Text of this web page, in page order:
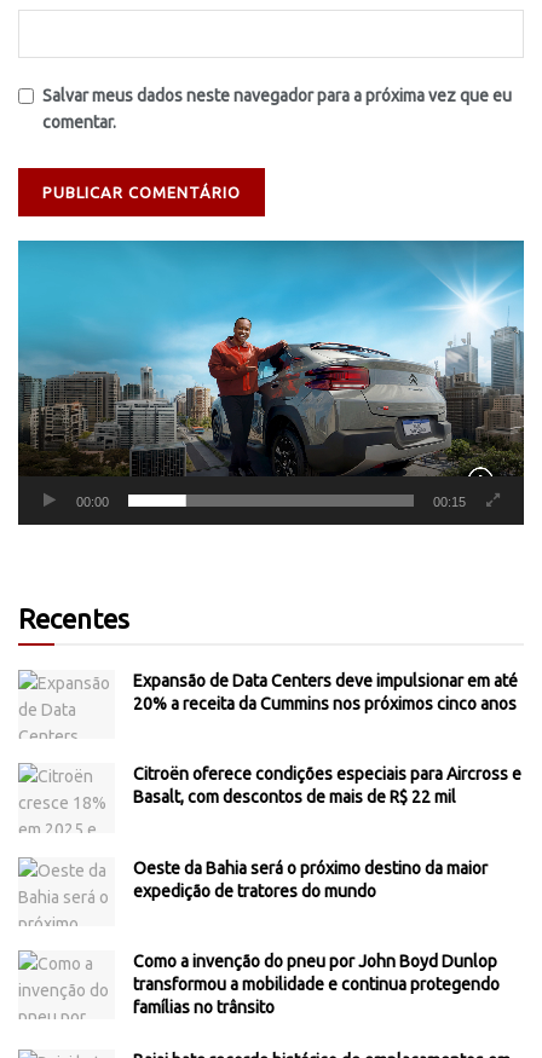
Salvar meus dados neste navegador para a próxima vez que eu
comentar.
00:00 00:15
Recentes
Expansão de Data Centers deve impulsionar em até
20% a receita da Cummins nos próximos cinco anos
Citroën oferece condições especiais para Aircross e
Basalt, com descontos de mais de R$ 22 mil
Oeste da Bahia será o próximo destino da maior
expedição de tratores do mundo
Como a invenção do pneu por John Boyd Dunlop
transformou a mobilidade e continua protegendo
famílias no trânsito